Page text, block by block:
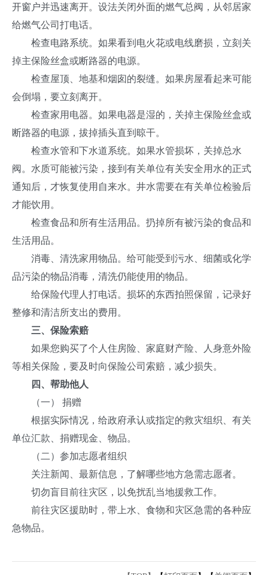
开窗户并迅速离开。设法关闭外面的燃气总阀，从邻居家
给燃气公司打电话。
检查电路系统。如果看到电火花或电线磨损，立刻关
掉主保险丝盒或断路器的电源。
检查屋顶、地基和烟囱的裂缝。如果房屋看起来可能
会倒塌，要立刻离开。
检查家用电器。如果电器是湿的，关掉主保险丝盒或
断路器的电源，拔掉插头直到晾干。
检查水管和下水道系统。如果水管损坏，关掉总水
阀。水质可能被污染，接到有关单位有关安全用水的正式
通知后，才恢复使用自来水。井水需要在有关单位检验后
才能饮用。
检查食品和所有生活用品。扔掉所有被污染的食品和
生活用品。
消毒、清洗家用物品。给可能受到污水、细菌或化学
品污染的物品消毒，清洗仍能使用的物品。
给保险代理人打电话。损坏的东西拍照保留，记录好
整修和清洁所支出的费用。
三、保险索赔
如果您购买了个人住房险、家庭财产险、人身意外险
等相关保险，要及时向保险公司索赔，减少损失。
四、帮助他人
（一） 捐赠
根据实际情况，给政府承认或指定的救灾组织、有关
单位汇款、捐赠现金、物品。
（二）参加志愿者组织
关注新闻、最新信息，了解哪些地方急需志愿者。
切勿盲目前往灾区，以免扰乱当地援救工作。
前往灾区援助时，带上水、食物和灾区急需的各种应
急物品。